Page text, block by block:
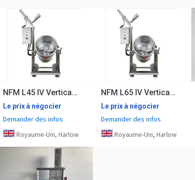
NFM L45 IV Vertical cutter mixer
Le prix à négocier
Demander des infos
Royaume-Uni, Harlow
NFM L65 IV Vertical cutter mixer
Le prix à négocier
Demander des infos
Royaume-Uni, Harlow